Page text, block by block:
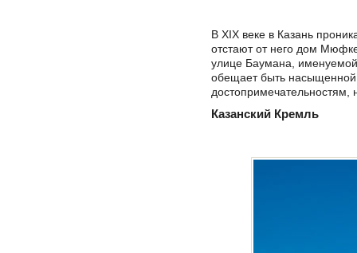
В XIX веке в Казань
отстают от него дом
улице Баумана,
обещает быть насыщенной
Казанский Кремль